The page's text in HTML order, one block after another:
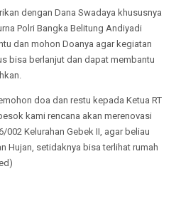
dengan Dana Swadaya khususnya
Polri Bangka Belitung Andiyadi
dan mohon Doanya agar kegiatan
bisa berlanjut dan dapat membantu
doa dan restu kepada Ketua RT
kami rencana akan merenovasi
002 Kelurahan Gebek II, agar beliau
Hujan, setidaknya bisa terlihat rumah